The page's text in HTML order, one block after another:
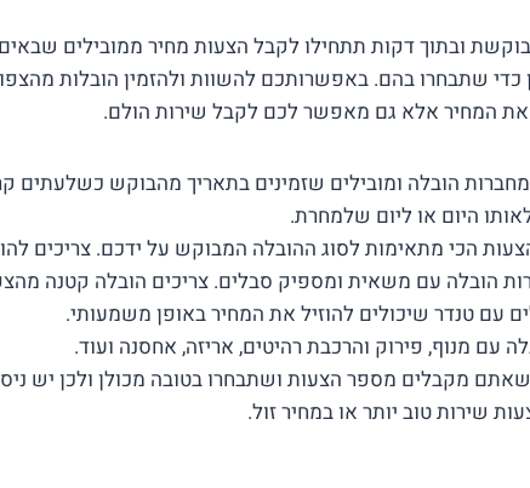
ובתוך דקות תתחילו לקבל הצעות מחיר ממובילים
שתבחרו בהם. באפשרותכם להשוות ולהזמין הובלות
את המחיר אלא גם מאפשר לכם לקבל שירות הולם.
הובלה ומובילים שזמינים בתאריך מהבוקש כשלעתים
היום או ליום שלמחרת.
הכי מתאימות לסוג ההובלה המבוקש על ידכם. צריכים
הובלה עם משאית ומספיק סבלים. צריכים הובלה קטנה
עם טנדר שיכולים להוזיל את המחיר באופן משמעותי.
עם מנוף, פירוק והרכבת רהיטים, אריזה, אחסנה ועוד.
מקבלים מספר הצעות ושתבחרו בטובה מכולן ולכן יש
שירות טוב יותר או במחיר זול.